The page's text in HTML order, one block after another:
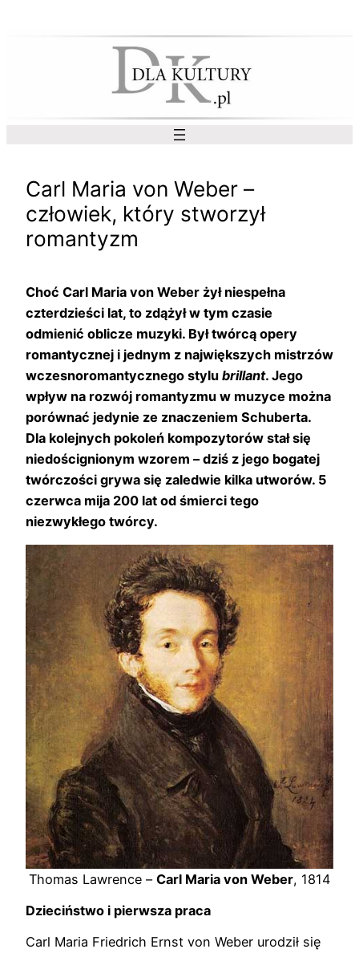
Carl Maria von Weber –
człowiek, który stworzył
romantyzm
Choć Carl Maria von Weber żył niespełna
czterdzieści lat, to zdążył w tym czasie
odmienić oblicze muzyki. Był twórcą opery
romantycznej i jednym z największych mistrzów
wczesnoromantycznego stylu brillant. Jego
wpływ na rozwój romantyzmu w muzyce można
porównać jedynie ze znaczeniem Schuberta.
Dla kolejnych pokoleń kompozytorów stał się
niedoścignionym wzorem – dziś z jego bogatej
twórczości grywa się zaledwie kilka utworów. 5
czerwca mija 200 lat od śmierci tego
niezwykłego twórcy.
Thomas Lawrence – Carl Maria von Weber, 1814
Dzieciństwo i pierwsza praca
Carl Maria Friedrich Ernst von Weber urodził się